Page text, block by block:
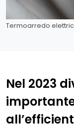
Termoarredo
Nel 2023